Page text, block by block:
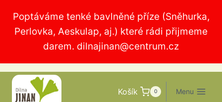
obsah
Poptáváme tenké bavlněné příze (Sněhurka,
Perlovka, Aeskulap, aj.) které rádi přijmeme
darem. dilnajinan@centrum.cz
Košík 0 Menu